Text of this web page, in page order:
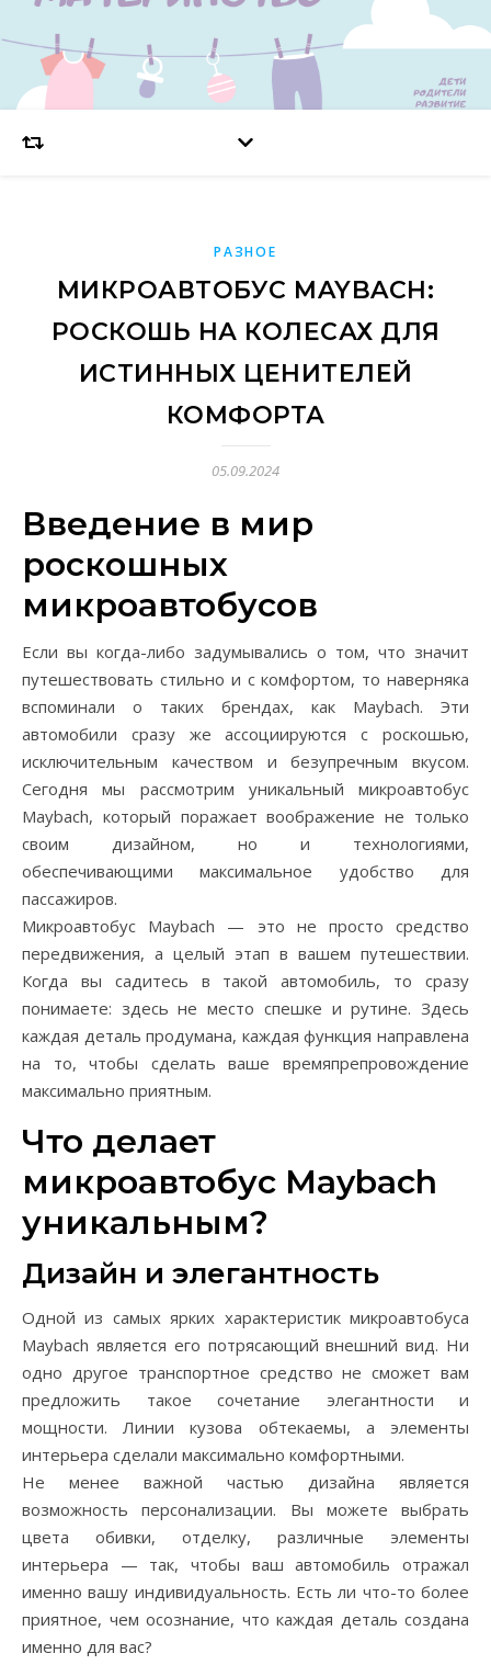
РАЗНОЕ
МИКРОАВТОБУС MAYBACH:
РОСКОШЬ НА КОЛЕСАХ ДЛЯ
ИСТИННЫХ ЦЕНИТЕЛЕЙ
КОМФОРТА
05.09.2024
Введение в мир
роскошных
микроавтобусов
Если вы когда-либо задумывались о том, что значит
путешествовать стильно и с комфортом, то наверняка
вспоминали о таких брендах, как Maybach. Эти
автомобили сразу же ассоциируются с роскошью,
исключительным качеством и безупречным вкусом.
Сегодня мы рассмотрим уникальный микроавтобус
Maybach, который поражает воображение не только
своим дизайном, но и технологиями,
обеспечивающими максимальное удобство для
пассажиров.
Микроавтобус Maybach — это не просто средство
передвижения, а целый этап в вашем путешествии.
Когда вы садитесь в такой автомобиль, то сразу
понимаете: здесь не место спешке и рутине. Здесь
каждая деталь продумана, каждая функция направлена
на то, чтобы сделать ваше времяпрепровождение
максимально приятным.
Что делает
микроавтобус Maybach
уникальным?
Дизайн и элегантность
Одной из самых ярких характеристик микроавтобуса
Maybach является его потрясающий внешний вид. Ни
одно другое транспортное средство не сможет вам
предложить такое сочетание элегантности и
мощности. Линии кузова обтекаемы, а элементы
интерьера сделали максимально комфортными.
Не менее важной частью дизайна является
возможность персонализации. Вы можете выбрать
цвета обивки, отделку, различные элементы
интерьера — так, чтобы ваш автомобиль отражал
именно вашу индивидуальность. Есть ли что-то более
приятное, чем осознание, что каждая деталь создана
именно для вас?